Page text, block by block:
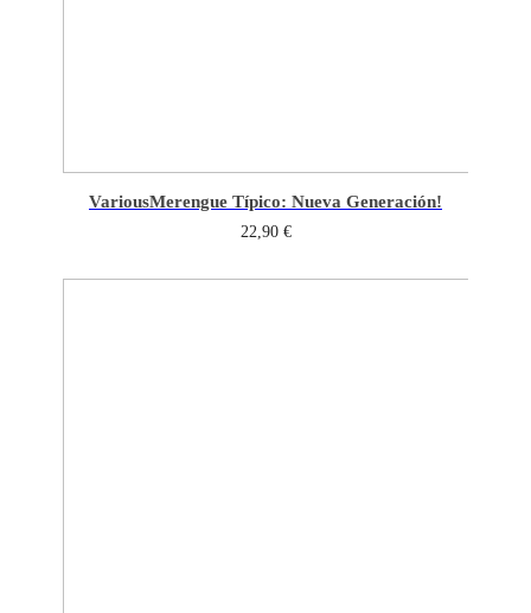
VariousMerengue Típico: Nueva Generación!
22,90 €